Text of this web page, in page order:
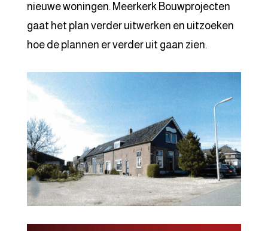
nieuwe woningen. Meerkerk Bouwprojecten
gaat het plan verder uitwerken en uitzoeken
hoe de plannen er verder uit gaan zien.